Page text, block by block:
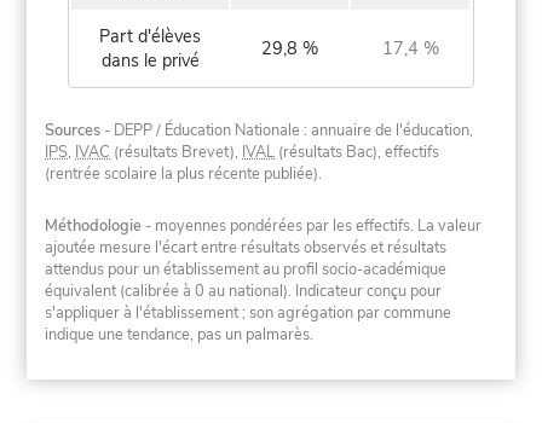
Part d'élèves
dans le privé
29,8 % 17,4 %
Sources - DEPP / Éducation Nationale : annuaire de l'éducation,
IPS, IVAC (résultats Brevet), IVAL (résultats Bac), effectifs
(rentrée scolaire la plus récente publiée).
Méthodologie - moyennes pondérées par les effectifs. La valeur
ajoutée mesure l'écart entre résultats observés et résultats
attendus pour un établissement au profil socio-académique
équivalent (calibrée à 0 au national). Indicateur conçu pour
s'appliquer à l'établissement ; son agrégation par commune
indique une tendance, pas un palmarès.